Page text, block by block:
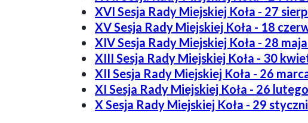
XVI Sesja Rady Miejskiej Koła - 27
XV Sesja Rady Miejskiej Koła - 18
XIV Sesja Rady Miejskiej Koła - 28
XIII Sesja Rady Miejskiej Koła - 30
XII Sesja Rady Miejskiej Koła - 26
XI Sesja Rady Miejskiej Koła - 26
X Sesja Rady Miejskiej Koła - 29